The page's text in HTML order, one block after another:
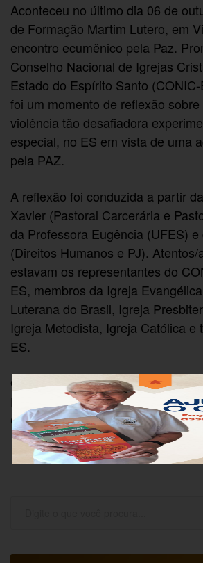
Aconteceu no último dia 06 de
de Formação Martim Lutero, em
encontro ecumênico pela Paz.
Conselho Nacional de Igrejas
Estado do Espírito Santo
foi um momento de reflexão
violência tão desafiadora
especial, no ES em vista de uma
pela PAZ.
A reflexão foi conduzida a partir
Xavier (Pastoral Carcerária e
da Professora Eugência (UFES)
(Direitos Humanos e PJ). Atentos/
estavam os representantes do
ES, membros da Igreja
Luterana do Brasil, Igreja
Igreja Metodista, Igreja Católica e
ES.
O encontro foi animado pelo
Evangélica de Confissão
Comunidade de Vila Velha.